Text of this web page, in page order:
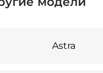
Astra